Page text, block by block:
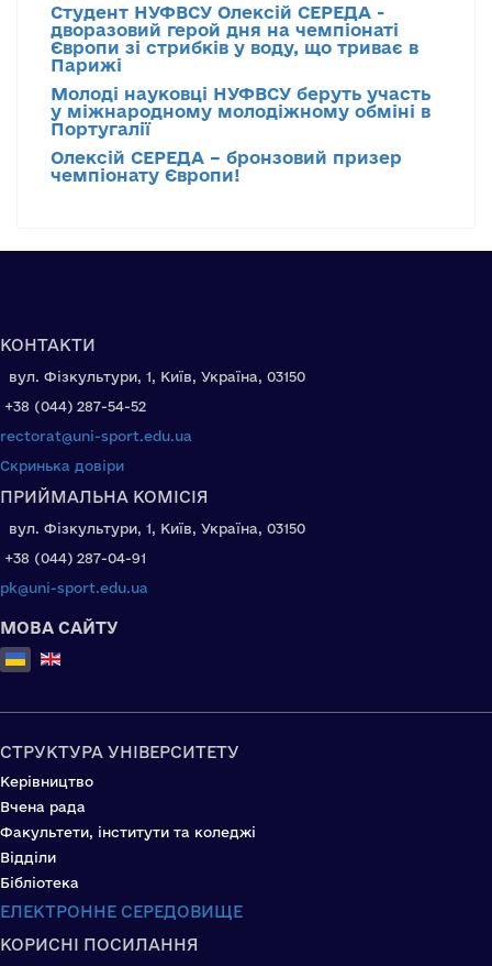
Студент НУФВСУ Олексій СЕРЕДА -
дворазовий герой дня на чемпіонаті
Європи зі стрибків у воду, що триває в
Парижі
Молоді науковці НУФВСУ беруть участь
у міжнародному молодіжному обміні в
Португалії
Олексій СЕРЕДА – бронзовий призер
чемпіонату Європи!
КОНТАКТИ
вул. Фізкультури, 1, Київ, Україна, 03150
+38 (044) 287-54-52
rectorat@uni-sport.edu.ua
Скринька довіри
ПРИЙМАЛЬНА КОМІСІЯ
вул. Фізкультури, 1, Київ, Україна, 03150
+38 (044) 287-04-91
pk@uni-sport.edu.ua
МОВА САЙТУ
Оберіть свою мову
СТРУКТУРА УНІВЕРСИТЕТУ
Керівництво
Вчена рада
Факультети, інститути та коледжі
Відділи
Бібліотека
ЕЛЕКТРОННЕ СЕРЕДОВИЩЕ
КОРИСНІ ПОСИЛАННЯ